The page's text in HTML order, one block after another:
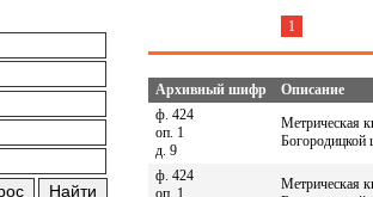
1
Архивный шифр
Описание
ф. 424
оп. 1
д. 9
Метрическая
Богородицкой
ф. 424
оп. 1
Метрическая